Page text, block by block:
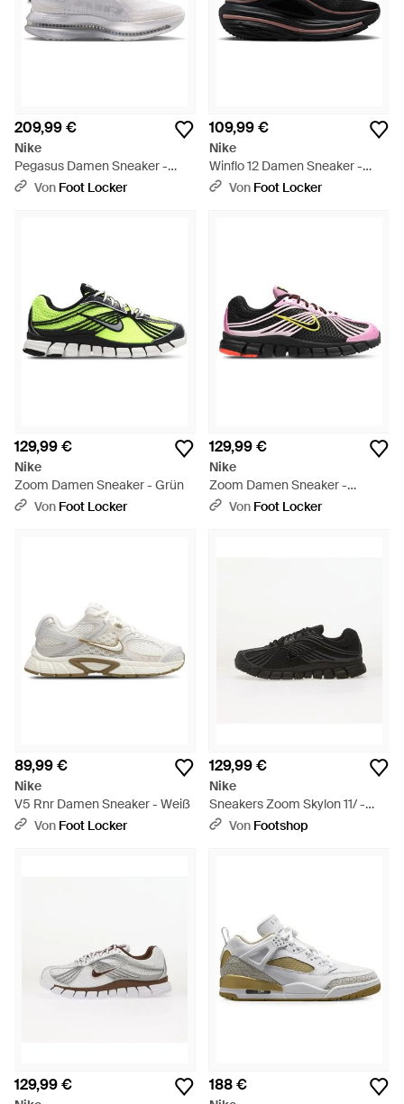
209,99 €
Nike
Pegasus Damen Sneaker -
WeißVon Foot Locker
109,99 €
Nike
Winflo 12 Damen Sneaker -
Schwarz
Von Foot Locker
129,99 €
Nike
Zoom Damen Sneaker - Grün
Von Foot Locker
129,99 €
Nike
Zoom Damen Sneaker -
Schwarz
Von Foot Locker
89,99 €
Nike
V5 Rnr Damen Sneaker - Weiß
Von Foot Locker
129,99 €
Nike
Sneakers Zoom Skylon 11/ -
Anthracite Eur - Schwarz
Von Footshop
129,99 € 188 €